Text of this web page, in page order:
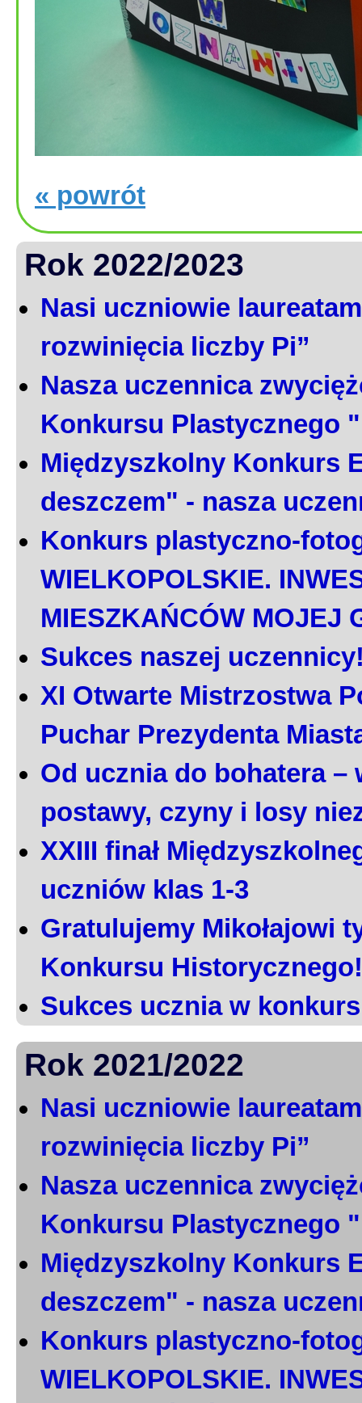
« powrót
Rok 2022/2023
Nasi uczniowie
rozwinięcia liczby Pi”
Nasza uczennica
Konkursu Plastycznego
Międzyszkolny Konkurs
deszczem" - nasza
Konkurs plastyczno-
WIELKOPOLSKIE.
MIESZKAŃCÓW MOJEJ
Sukces naszej
XI Otwarte Mistrzostwa
Puchar Prezydenta
Od ucznia do bohatera –
postawy, czyny i losy
XXIII finał
uczniów klas 1-3
Gratulujemy Mikołajowi
Konkursu Historycznego!
Sukces ucznia w
Rok 2021/2022
Nasi uczniowie
rozwinięcia liczby Pi”
Nasza uczennica
Konkursu Plastycznego
Międzyszkolny Konkurs
deszczem" - nasza
Konkurs plastyczno-
WIELKOPOLSKIE.